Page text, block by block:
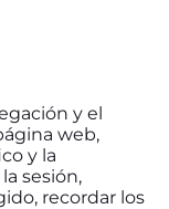
y el
web,
y la
sesión,
recordar los